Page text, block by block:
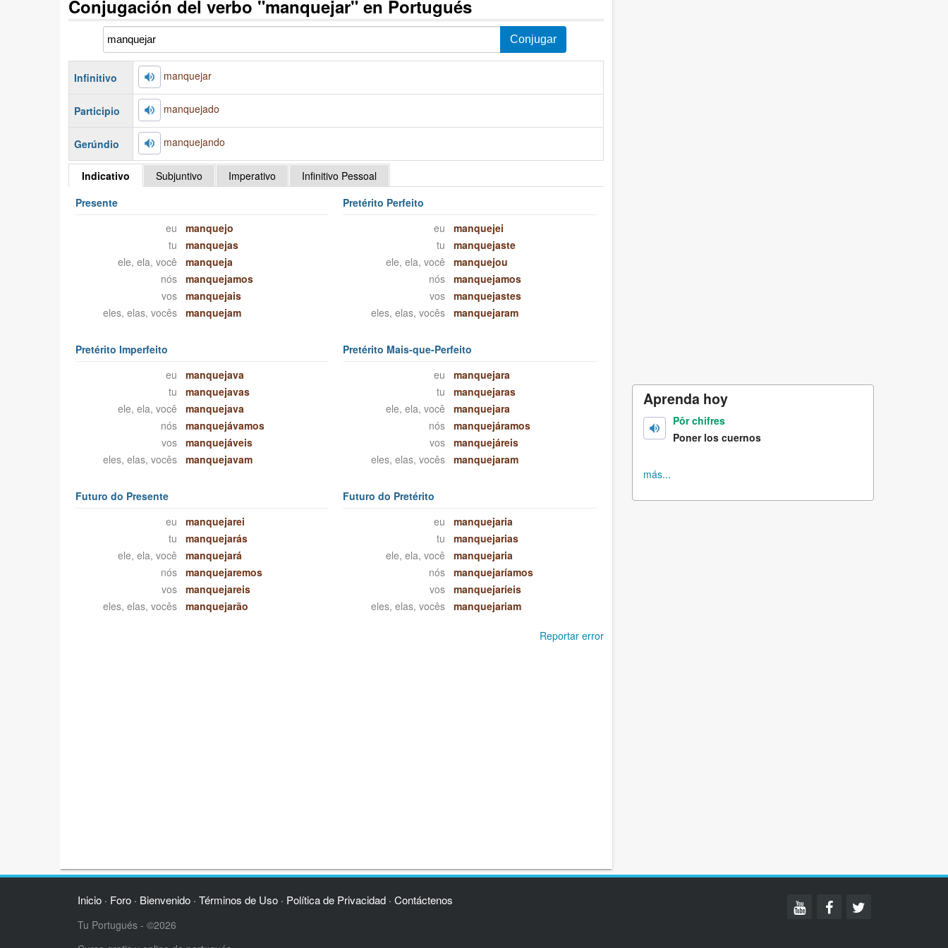
Conjugación del verbo "manquejar" en Portugués
Infinitivo manquejar
Participio manquejado
Gerúndio manquejando
Indicativo Subjuntivo Imperativo
Infinitivo Pessoal
Presente
eu
manquejo
tu
manquejas
ele, ela, você
manqueja
nós
manquejamos
vos
manquejais
eles, elas, vocês
manquejam
Pretérito Perfeito
eu
manquejei
tu
manquejaste
ele, ela, você
manquejou
nós
manquejamos
vos
manquejastes
eles, elas, vocês
manquejaram
Pretérito Imperfeito
eu
manquejava
tu
manquejavas
ele, ela, você
manquejava
nós
manquejávamos
vos
manquejáveis
eles, elas, vocês
manquejavam
Pretérito Mais-que-Perfeito
eu
manquejara
tu
manquejaras
ele, ela, você
manquejara
nós
manquejáramos
vos
manquejáreis
eles, elas, vocês
manquejaram
Futuro do Presente
eu
manquejarei
tu
manquejarás
ele, ela, você
manquejará
nós
manquejaremos
vos
manquejareis
eles, elas, vocês
manquejarão
Futuro do Pretérito
eu
manquejaria
tu
manquejarias
ele, ela, você
manquejaria
nós
manquejaríamos
vos
manquejaríeis
eles, elas, vocês
manquejariam
Reportar error
Aprenda hoy
Pôr chifres
Poner los cuernos
más...
Inicio· Foro· Bienvenido· Términos de Uso· Política de Privacidad· Contáctenos
Tu Portugués - ©2026